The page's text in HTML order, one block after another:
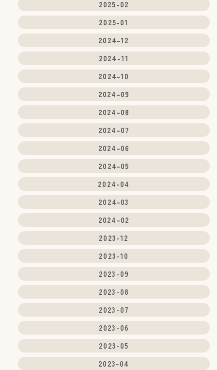
2025-02
2025-01
2024-12
2024-11
2024-10
2024-09
2024-08
2024-07
2024-06
2024-05
2024-04
2024-03
2024-02
2023-12
2023-10
2023-09
2023-08
2023-07
2023-06
2023-05
2023-04